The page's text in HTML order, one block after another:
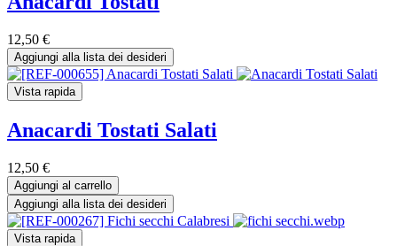
12,50 €
Aggiungi alla lista dei desideri
Vista rapida
Anacardi Tostati Salati
12,50 €
Aggiungi al carrello
Aggiungi alla lista dei desideri
Vista rapida